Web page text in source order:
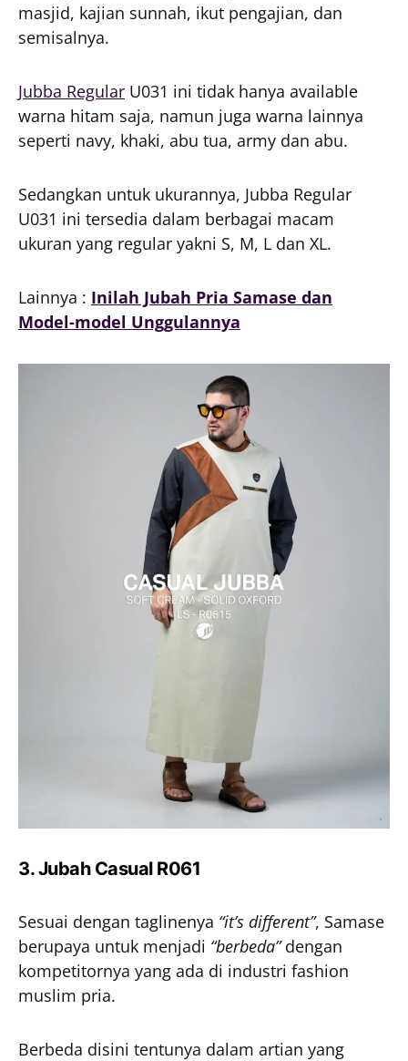
masjid, kajian sunnah, ikut pengajian, dan
semisalnya.
Jubba Regular U031 ini tidak hanya available
warna hitam saja, namun juga warna lainnya
seperti navy, khaki, abu tua, army dan abu.
Sedangkan untuk ukurannya, Jubba Regular
U031 ini tersedia dalam berbagai macam
ukuran yang regular yakni S, M, L dan XL.
Lainnya : Inilah Jubah Pria Samase dan
Model-model Unggulannya
3. Jubah Casual R061
Sesuai dengan taglinenya “it’s different”, Samase
berupaya untuk menjadi “berbeda”dengan
kompetitornya yang ada di industri fashion
muslim pria.
Berbeda disini tentunya dalam artian yang